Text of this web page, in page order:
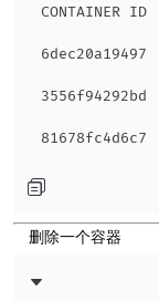
​ 删除一个容器